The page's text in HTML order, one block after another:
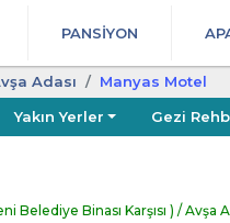
PANSIYON
Adası
Manyas Motel
Yakın Yerler Gezi
Binası Karşısı ) / Avşa